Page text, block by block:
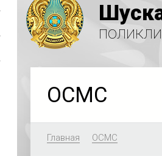
ОСМС
Главная ОСМС